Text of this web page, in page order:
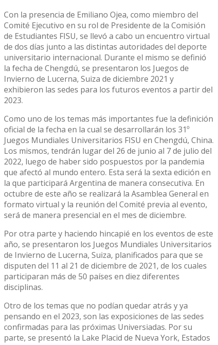
Con la presencia de Emiliano Ojea, como miembro del
Comité Ejecutivo en su rol de Presidente de la Comisión
de Estudiantes FISU, se llevó a cabo un encuentro virtual
de dos días junto a las distintas autoridades del deporte
universitario internacional. Durante el mismo se definió
la fecha de Chengdú, se presentaron los Juegos de
Invierno de Lucerna, Suiza de diciembre 2021 y
exhibieron las sedes para los futuros eventos a partir del
2023.
Como uno de los temas más importantes fue la definición
oficial de la fecha en la cual se desarrollarán los 31º
Juegos Mundiales Universitarios FISU en Chengdú, China.
Los mismos, tendrán lugar del 26 de junio al 7 de julio del
2022, luego de haber sido pospuestos por la pandemia
que afectó al mundo entero. Esta será la sexta edición en
la que participará Argentina de manera consecutiva. En
octubre de este año se realizará la Asamblea General en
formato virtual y la reunión del Comité previa al evento,
será de manera presencial en el mes de diciembre.
Por otra parte y haciendo hincapié en los eventos de este
año, se presentaron los Juegos Mundiales Universitarios
de Invierno de Lucerna, Suiza, planificados para que se
disputen del 11 al 21 de diciembre de 2021, de los cuales
participaran más de 50 países en diez diferentes
disciplinas.
Otro de los temas que no podían quedar atrás y ya
pensando en el 2023, son las exposiciones de las sedes
confirmadas para las próximas Universiadas. Por su
parte, se presentó la Lake Placid de Nueva York, Estados